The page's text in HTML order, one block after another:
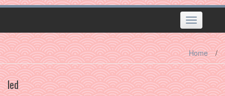
Toggle
navigation
Home /
led